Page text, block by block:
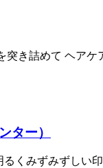
突き詰めて ヘアケ
ター）
くみずみずしい